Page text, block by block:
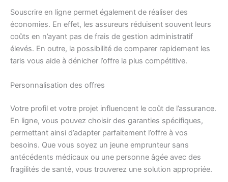
Souscrire en ligne permet également de réaliser des
économies. En effet, les assureurs réduisent souvent leurs
coûts en n’ayant pas de frais de gestion administratif
élevés. En outre, la possibilité de comparer rapidement les
taris vous aide à dénicher l’offre la plus compétitive.
Personnalisation des offres
Votre profil et votre projet influencent le coût de l’assurance.
En ligne, vous pouvez choisir des garanties spécifiques,
permettant ainsi d’adapter parfaitement l’offre à vos
besoins. Que vous soyez un jeune emprunteur sans
antécédents médicaux ou une personne âgée avec des
fragilités de santé, vous trouverez une solution appropriée.